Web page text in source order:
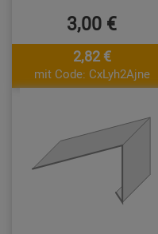
3,00 €
2,82 €
mit Code: CxLyh2Ajne